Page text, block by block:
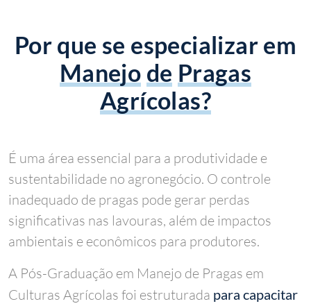
Por que se especializar em
Manejo de Pragas
Agrícolas?
É uma área essencial para a produtividade e
sustentabilidade no agronegócio. O controle
inadequado de pragas pode gerar perdas
significativas nas lavouras, além de impactos
ambientais e econômicos para produtores.
A Pós-Graduação em Manejo de Pragas em
Culturas Agrícolas foi estruturada para capacitar